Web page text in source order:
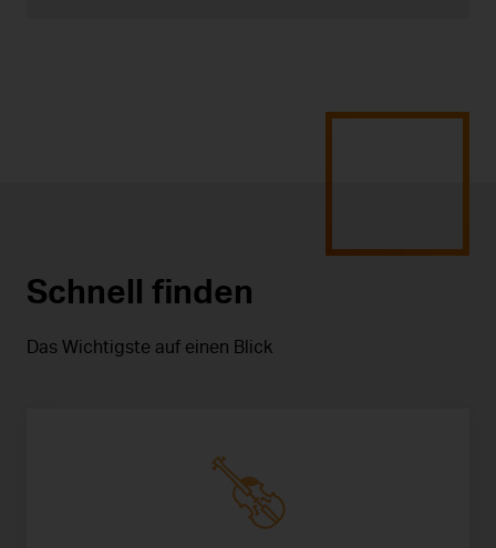
Schnell finden
Das Wichtigste auf einen Blick